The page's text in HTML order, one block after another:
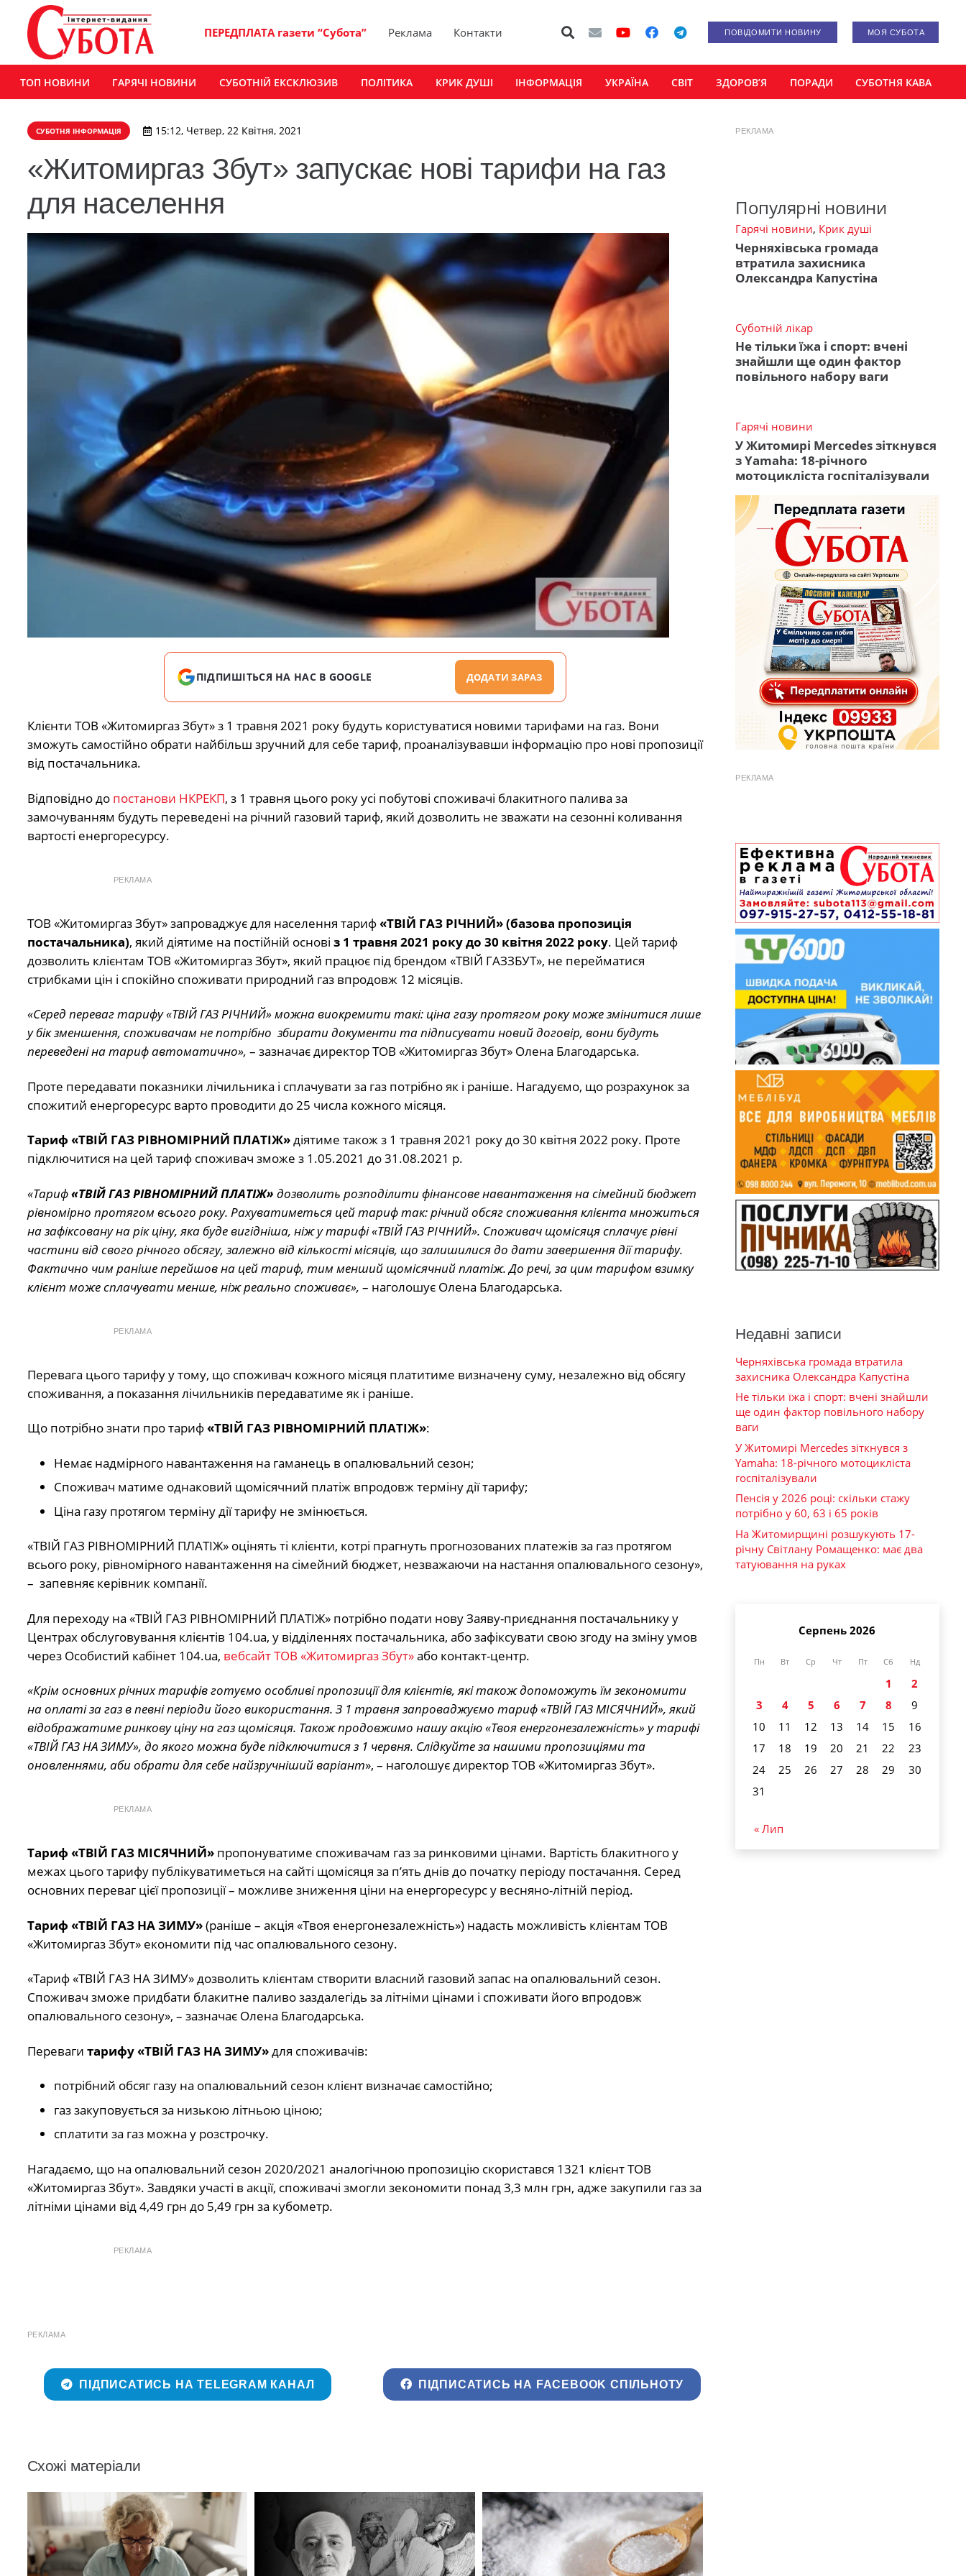
ПЕРЕДПЛАТА газети “Субота” Реклама Контакти ПОВІДОМИТИ НОВИНУ МОЯ СУБОТА
ТОП НОВИНИ ГАРЯЧІ НОВИНИ СУБОТНІЙ ЕКСКЛЮЗИВ ПОЛІТИКА КРИК ДУШІ ІНФОРМАЦІЯ УКРАЇНА СВІТ ЗДОРОВ’Я ПОРАДИ СУБОТНЯ КАВА
СУБОТНЯ ІНФОРМАЦІЯ 15:12, Четвер, 22 Квітня, 2021
«Житомиргаз Збут» запускає нові тарифи на газ
для населення
ПІДПИШІТЬСЯ НА НАС В GOOGLE ДОДАТИ ЗАРАЗ
Клієнти ТОВ «Житомиргаз Збут» з 1 травня 2021 року будуть користуватися новими тарифами на газ. Вони
зможуть самостійно обрати найбільш зручний для себе тариф, проаналізувавши інформацію про нові пропозиції
від постачальника.
Відповідно до постанови НКРЕКП, з 1 травня цього року усі побутові споживачі блакитного палива за
замочуванням будуть переведені на річний газовий тариф, який дозволить не зважати на сезонні коливання
вартості енергоресурсу.
РЕКЛАМА
ТОВ «Житомиргаз Збут» запроваджує для населення тариф«ТВІЙ ГАЗ РІЧНИЙ» (базова пропозиція
постачальника), який діятиме на постійній основі з 1 травня 2021 року до 30 квітня 2022 року. Цей тариф
дозволить клієнтам ТОВ «Житомиргаз Збут», який працює під брендом «ТВІЙ ГАЗЗБУТ», не перейматися
стрибками цін і спокійно споживати природний газ впродовж 12 місяців.
«Серед переваг тарифу «ТВІЙ ГАЗ РІЧНИЙ» можна виокремити такі: ціна газу протягом року може змінитися лише
у бік зменшення, споживачам не потрібно збирати документи та підписувати новий договір, вони будуть
переведені на тариф автоматично», – зазначає директор ТОВ «Житомиргаз Збут» Олена Благодарська.
Проте передавати показники лічильника і сплачувати за газ потрібно як і раніше. Нагадуємо, що розрахунок за
спожитий енергоресурс варто проводити до 25 числа кожного місяця.
Тариф «ТВІЙ ГАЗ РІВНОМІРНИЙ ПЛАТІЖ»діятиме також з 1 травня 2021 року до 30 квітня 2022 року. Проте
підключитися на цей тариф споживач зможе з 1.05.2021 до 31.08.2021 р.
«Тариф«ТВІЙ ГАЗ РІВНОМІРНИЙ ПЛАТІЖ» дозволить розподілити фінансове навантаження на сімейний бюджет
рівномірно протягом всього року. Рахуватиметься цей тариф так: річний обсяг споживання клієнта множиться
на зафіксовану на рік ціну, яка буде вигідніша, ніж у тарифі «ТВІЙ ГАЗ РІЧНИЙ». Споживач щомісяця сплачує рівні
частини від свого річного обсягу, залежно від кількості місяців, що залишилися до дати завершення дії тарифу.
Фактично чим раніше перейшов на цей тариф, тим менший щомісячний платіж. До речі, за цим тарифом взимку
клієнт може сплачувати менше, ніж реально споживає», – наголошує Олена Благодарська.
РЕКЛАМА
Перевага цього тарифу у тому, що споживач кожного місяця платитиме визначену суму, незалежно від обсягу
споживання, а показання лічильників передаватиме як і раніше.
Що потрібно знати про тариф«ТВІЙ ГАЗ РІВНОМІРНИЙ ПЛАТІЖ»:
Немає надмірного навантаження на гаманець в опалювальний сезон;
Споживач матиме однаковий щомісячний платіж впродовж терміну дії тарифу;
Ціна газу протягом терміну дії тарифу не змінюється.
«ТВІЙ ГАЗ РІВНОМІРНИЙ ПЛАТІЖ» оцінять ті клієнти, котрі прагнуть прогнозованих платежів за газ протягом
всього року, рівномірного навантаження на сімейний бюджет, незважаючи на настання опалювального сезону»,
– запевняє керівник компанії.
Для переходу на «ТВІЙ ГАЗ РІВНОМІРНИЙ ПЛАТІЖ» потрібно подати нову Заяву-приєднання постачальнику у
Центрах обслуговування клієнтів 104.ua, у відділеннях постачальника, або зафіксувати свою згоду на зміну умов
через Особистий кабінет 104.ua, вебсайт ТОВ «Житомиргаз Збут»або контакт-центр.
«Крім основних річних тарифів готуємо особливі пропозиції для клієнтів, які також допоможуть їм зекономити
на оплаті за газ в певні періоди його використання. З 1 травня запроваджуємо тариф «ТВІЙ ГАЗ МІСЯЧНИЙ», який
відображатиме ринкову ціну на газ щомісяця. Також продовжимо нашу акцію «Твоя енергонезалежність» у тарифі
«ТВІЙ ГАЗ НА ЗИМУ», до якого можна буде підключитися з 1 червня. Слідкуйте за нашими пропозиціями та
оновленнями, аби обрати для себе найзручніший варіант», – наголошує директор ТОВ «Житомиргаз Збут».
РЕКЛАМА
Тариф «ТВІЙ ГАЗ МІСЯЧНИЙ» пропонуватиме споживачам газ за ринковими цінами. Вартість блакитного у
межах цього тарифу публікуватиметься на сайті щомісяця за п’ять днів до початку періоду постачання. Серед
основних переваг цієї пропозиції – можливе зниження ціни на енергоресурс у весняно-літній період.
Тариф «ТВІЙ ГАЗ НА ЗИМУ»(раніше – акція «Твоя енергонезалежність») надасть можливість клієнтам ТОВ
«Житомиргаз Збут» економити під час опалювального сезону.
«Тариф «ТВІЙ ГАЗ НА ЗИМУ» дозволить клієнтам створити власний газовий запас на опалювальний сезон.
Споживач зможе придбати блакитне паливо заздалегідь за літніми цінами і споживати його впродовж
опалювального сезону», – зазначає Олена Благодарська.
Переваги тарифу «ТВІЙ ГАЗ НА ЗИМУ»для споживачів:
потрібний обсяг газу на опалювальний сезон клієнт визначає самостійно;
газ закуповується за низькою літньою ціною;
сплатити за газ можна у розстрочку.
Нагадаємо, що на опалювальний сезон 2020/2021 аналогічною пропозицію скористався 1321 клієнт ТОВ
«Житомиргаз Збут». Завдяки участі в акції, споживачі змогли зекономити понад 3,3 млн грн, адже закупили газ за
літніми цінами від 4,49 грн до 5,49 грн за кубометр.
РЕКЛАМА
РЕКЛАМА
ПІДПИСАТИСЬ НА TELEGRAM КАНАЛ ПІДПИСАТИСЬ НА FACEBOOK СПІЛЬНОТУ
Схожі матеріали
РЕКЛАМА
Популярні новини
Гарячі новини, Крик душі
Черняхівська громада
втратила захисника
Олександра Капустіна
Суботній лікар
Не тільки їжа і спорт: вчені
знайшли ще один фактор
повільного набору ваги
Гарячі новини
У Житомирі Mercedes зіткнувся
з Yamaha: 18-річного
мотоцикліста госпіталізували
РЕКЛАМА
Недавні записи
Черняхівська громада втратила
захисника Олександра Капустіна
Не тільки їжа і спорт: вчені знайшли
ще один фактор повільного набору
ваги
У Житомирі Mercedes зіткнувся з
Yamaha: 18-річного мотоцикліста
госпіталізували
Пенсія у 2026 році: скільки стажу
потрібно у 60, 63 і 65 років
На Житомирщині розшукують 17-
річну Світлану Ромащенко: має два
татуювання на руках
Серпень 2026
Пн Вт Ср Чт Пт Сб Нд
1
2
3
4 5 6 7 8
9
10
11 12 13 14 15
16
17
18 19 20 21 22
23
24
25 26 27 28 29
30
31
« Лип